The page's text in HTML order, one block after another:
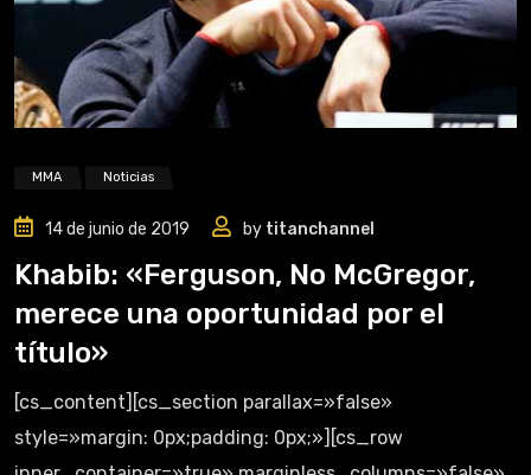
MMA Noticias
14 de junio de 2019 by titanchannel
Khabib: «Ferguson, No McGregor,
merece una oportunidad por el
título»
[cs_content][cs_section parallax=»false»
style=»margin: 0px;padding: 0px;»][cs_row